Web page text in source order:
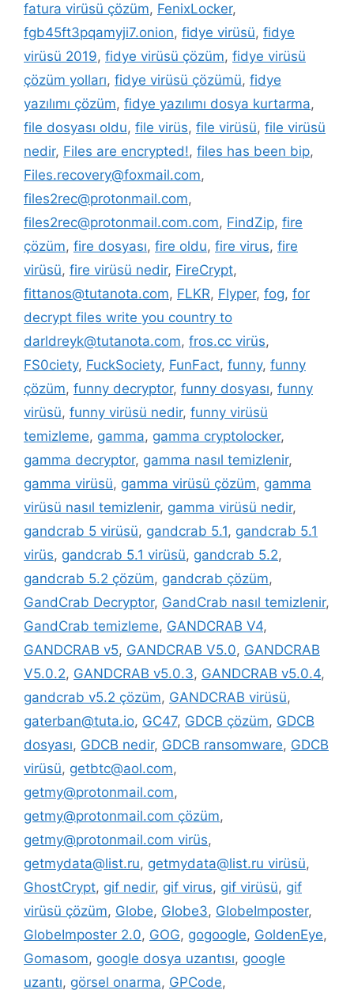
fatura virüsü çözüm, FenixLocker,
fgb45ft3pqamyji7.onion, fidye virüsü, fidye
virüsü 2019, fidye virüsü çözüm, fidye virüsü
çözüm yolları, fidye virüsü çözümü, fidye
yazılımı çözüm, fidye yazılımı dosya kurtarma,
file dosyası oldu, file virüs, file virüsü, file virüsü
nedir, Files are encrypted!, files has been bip,
Files.recovery@foxmail.com,
files2rec@protonmail.com,
files2rec@protonmail.com.com, FindZip, fire
çözüm, fire dosyası, fire oldu, fire virus, fire
virüsü, fire virüsü nedir, FireCrypt,
fittanos@tutanota.com, FLKR, Flyper, fog, for
decrypt files write you country to
darldreyk@tutanota.com, fros.cc virüs,
FS0ciety, FuckSociety, FunFact, funny, funny
çözüm, funny decryptor, funny dosyası, funny
virüsü, funny virüsü nedir, funny virüsü
temizleme, gamma, gamma cryptolocker,
gamma decryptor, gamma nasıl temizlenir,
gamma virüsü, gamma virüsü çözüm, gamma
virüsü nasıl temizlenir, gamma virüsü nedir,
gandcrab 5 virüsü, gandcrab 5.1, gandcrab 5.1
virüs, gandcrab 5.1 virüsü, gandcrab 5.2,
gandcrab 5.2 çözüm, gandcrab çözüm,
GandCrab Decryptor, GandCrab nasıl temizlenir,
GandCrab temizleme, GANDCRAB V4,
GANDCRAB v5, GANDCRAB V5.0, GANDCRAB
V5.0.2, GANDCRAB v5.0.3, GANDCRAB v5.0.4,
gandcrab v5.2 çözüm, GANDCRAB virüsü,
gaterban@tuta.io, GC47, GDCB çözüm, GDCB
dosyası, GDCB nedir, GDCB ransomware, GDCB
virüsü, getbtc@aol.com,
getmy@protonmail.com,
getmy@protonmail.com çözüm,
getmy@protonmail.com virüs,
getmydata@list.ru, getmydata@list.ru virüsü,
GhostCrypt, gif nedir, gif virus, gif virüsü, gif
virüsü çözüm, Globe, Globe3, GlobeImposter,
GlobeImposter 2.0, GOG, gogoogle, GoldenEye,
Gomasom, google dosya uzantısı, google
uzantı, görsel onarma, GPCode,